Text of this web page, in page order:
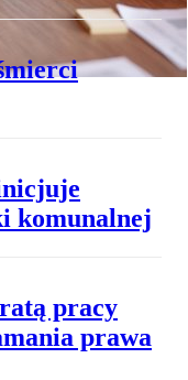
komunalnej
pracy
prawa